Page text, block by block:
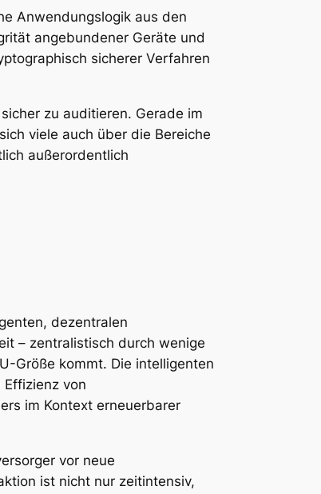
Anwendungslogik aus den
angebundener Geräte und
sicherer Verfahren
zu auditieren. Gerade im
viele auch über die Bereiche
außerordentlich
dezentralen
– zentralistisch durch wenige
Größe kommt. Die intelligenten
von
im Kontext erneuerbarer
vor neue
ist nicht nur zeitintensiv,